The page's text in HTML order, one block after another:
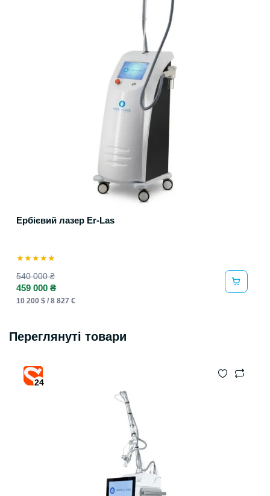
Ербієвий лазер Er-Las
★★★★★
540 000 ₴
459 000 ₴
10 200 $ / 8 827 €
Переглянуті товари
24